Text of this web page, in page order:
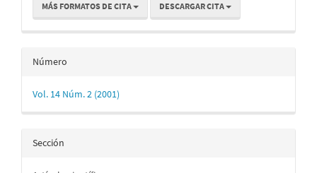
MÁS FORMATOS DE CITA DESCARGAR CITA
Número
Vol. 14 Núm. 2 (2001)
Sección